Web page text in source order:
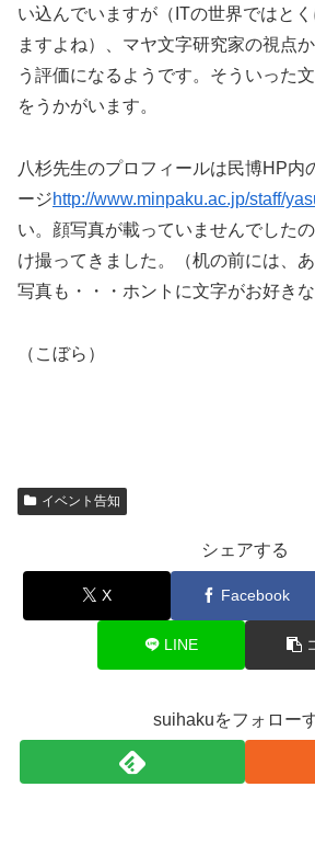
い込んでいますが（ITの世界ではと
ますよね）、マヤ文字研究家の視点
う評価になるようです。そういった
をうかがいます。
八杉先生のプロフィールは民博HP内
ージhttp://www.minpaku.ac.jp/staff/
い。顔写真が載っていませんでした
け撮ってきました。（机の前には、
写真も・・・ホントに文字がお好きな
（こぼら）
イベント告知
シェアする
X Facebook
LINE
suihakuをフォロー